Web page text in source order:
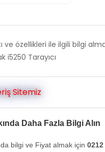
ve özellikleri ile ilgili bilgi
i5250 Tarayıcı
Sitemiz
Daha Fazla Bilgi Alın
bilgi ve Fiyat almak için